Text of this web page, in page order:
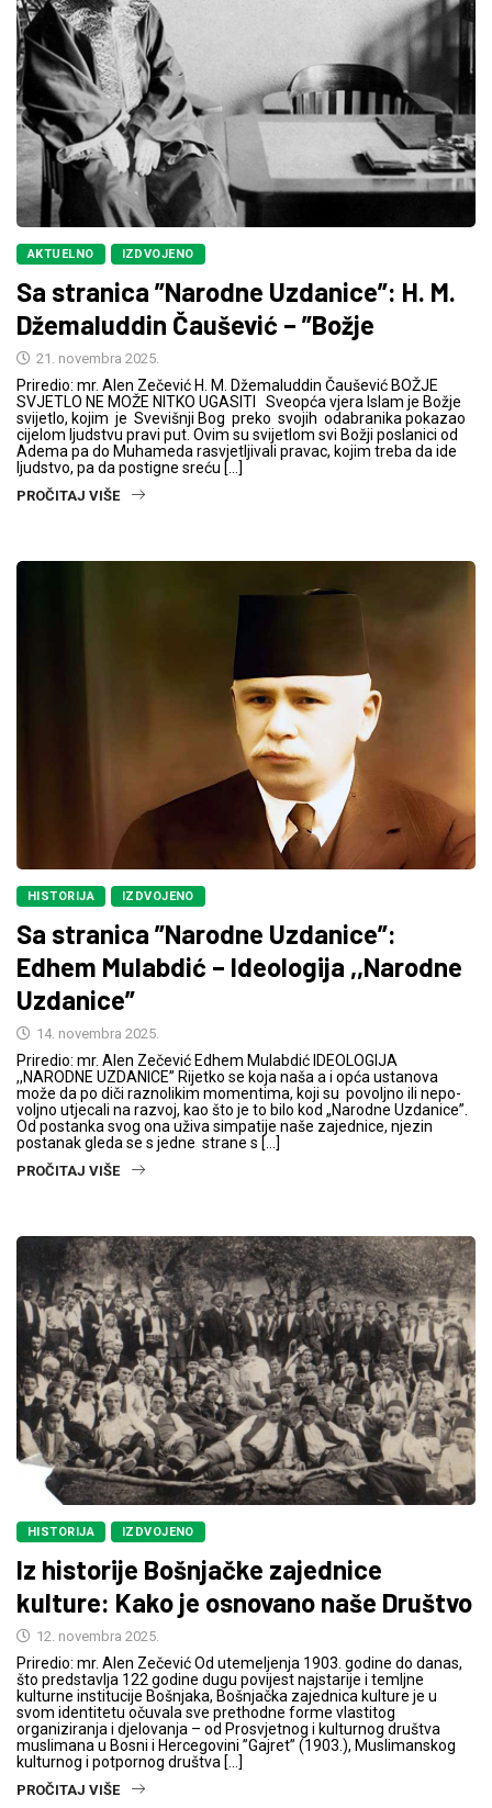
AKTUELNO IZDVOJENO
Sa stranica ”Narodne Uzdanice”: H. M.
Džemaluddin Čaušević – ”Božje
21. novembra 2025.
Priredio: mr. Alen Zečević H. M. Džemaluddin Čaušević BOŽJE
SVJETLO NE MOŽE NITKO UGASITI Sveopća vjera Islam je Božje
svijetlo, kojim je Svevišnji Bog preko svojih odabranika pokazao
cijelom ljudstvu pravi put. Ovim su svijetlom svi Božji poslanici od
Adema pa do Muhameda rasvjetljivali pravac, kojim treba da ide
ljudstvo, pa da postigne sreću […]
PROČITAJ VIŠE
HISTORIJA IZDVOJENO
Sa stranica ”Narodne Uzdanice”:
Edhem Mulabdić – Ideologija ,,Narodne
Uzdanice”
14. novembra 2025.
Priredio: mr. Alen Zečević Edhem Mulabdić IDEOLOGIJA
,,NARODNE UZDANICE” Rijetko se koja naša a i opća ustanova
može da po­ diči raznolikim momentima, koji su povoljno ili nepo­
voljno utjecali na razvoj, kao što je to bilo kod „Na­rodne Uzdanice”.
Od postanka svog ona uživa simpatije naše zajednice, njezin
postanak gleda se s jedne strane s […]
PROČITAJ VIŠE
HISTORIJA IZDVOJENO
Iz historije Bošnjačke zajednice
kulture: Kako je osnovano naše Društvo
12. novembra 2025.
Priredio: mr. Alen Zečević Od utemeljenja 1903. godine do danas,
što predstavlja 122 godine dugu povijest najstarije i temljne
kulturne institucije Bošnjaka, Bošnjačka zajednica kulture je u
svom identitetu očuvala sve prethodne forme vlastitog
organiziranja i djelovanja – od Prosvjetnog i kulturnog društva
muslimana u Bosni i Hercegovini ”Gajret” (1903.), Muslimanskog
kulturnog i potpornog društva […]
PROČITAJ VIŠE